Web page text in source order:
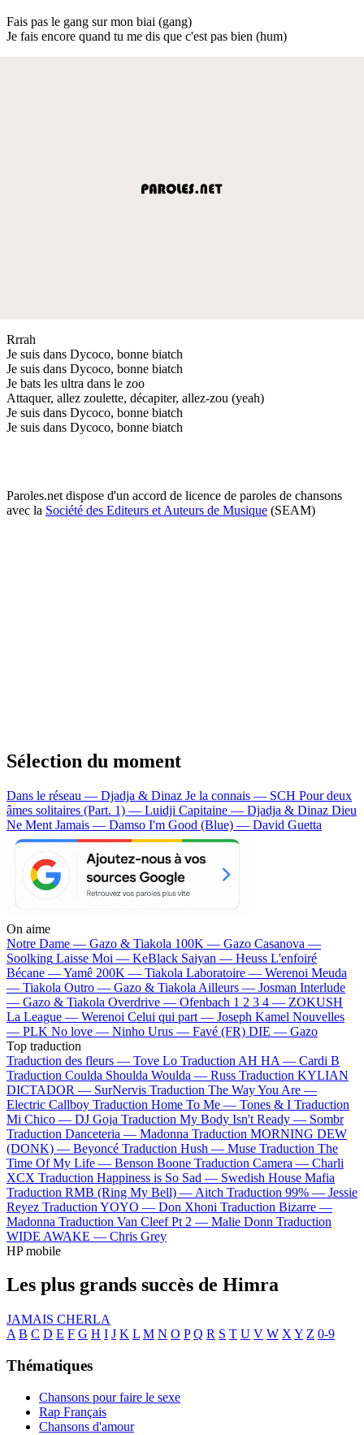
Fais pas le gang sur mon biai (gang)
Je fais encore quand tu me dis que c'est pas bien (hum)
Rrrah
Je suis dans Dycoco, bonne biatch
Je suis dans Dycoco, bonne biatch
Je bats les ultra dans le zoo
Attaquer, allez zoulette, décapiter, allez-zou (yeah)
Je suis dans Dycoco, bonne biatch
Je suis dans Dycoco, bonne biatch
Paroles.net dispose d'un accord de licence de paroles de chansons
avec la Société des Editeurs et Auteurs de Musique (SEAM)
Sélection du moment
Dans le réseau — Djadja & Dinaz Je la connais — SCH Pour deux
âmes solitaires (Part. 1) — Luidji Capitaine — Djadja & Dinaz Dieu
Ne Ment Jamais — Damso I'm Good (Blue) — David Guetta
On aime
Notre Dame — Gazo & Tiakola 100K — Gazo Casanova —
Soolking Laisse Moi — KeBlack Saiyan — Heuss L'enfoiré
Bécane —Yamê 200K — Tiakola Laboratoire — Werenoi Meuda
— Tiakola Outro — Gazo & Tiakola Ailleurs — Josman Interlude
— Gazo & Tiakola Overdrive — Ofenbach 1 2 3 4 — ZOKUSH
La League — Werenoi Celui qui part — Joseph Kamel Nouvelles
— PLK No love — Ninho Urus — Favé (FR) DIE — Gazo
Top traduction
Traduction des fleurs — Tove Lo Traduction AH HA — Cardi B
Traduction Coulda Shoulda Woulda — Russ Traduction KYLIAN
DICTADOR — SurNervis Traduction The Way You Are —
Electric Callboy Traduction Home To Me — Tones & I Traduction
Mi Chico — DJ Goja Traduction My Body Isn't Ready — Sombr
Traduction Danceteria — Madonna Traduction MORNING DEW
(DONK) — Beyoncé Traduction Hush — Muse Traduction The
Time Of My Life — Benson Boone Traduction Camera — Charli
XCX Traduction Happiness is So Sad — Swedish House Mafia
Traduction RMB (Ring My Bell) — Aitch Traduction 99% — Jessie
Reyez Traduction YOYO — Don Xhoni Traduction Bizarre —
Madonna Traduction Van Cleef Pt 2 — Malie Donn Traduction
WIDE AWAKE — Chris Grey
HP mobile
Les plus grands succès de Himra
JAMAIS CHERLA
A B C D E F G H I J K L M N O P Q R S T U V W X Y Z 0-9
Thématiques
Chansons pour faire le sexe
Rap Français
Chansons d'amour